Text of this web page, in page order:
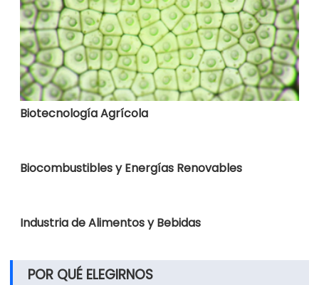
Biotecnología Agrícola
Biocombustibles y Energías Renovables
Industria de Alimentos y Bebidas
POR QUÉ ELEGIRNOS